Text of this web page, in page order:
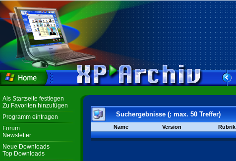
Als Startseite festlegen
Zu Favoriten hinzufügen
Programm eintragen
Forum
Newsletter
Neue Downloads
Top Downloads
Suchergebnisse (; max. 50 Treffer)
Name Version Rubrik